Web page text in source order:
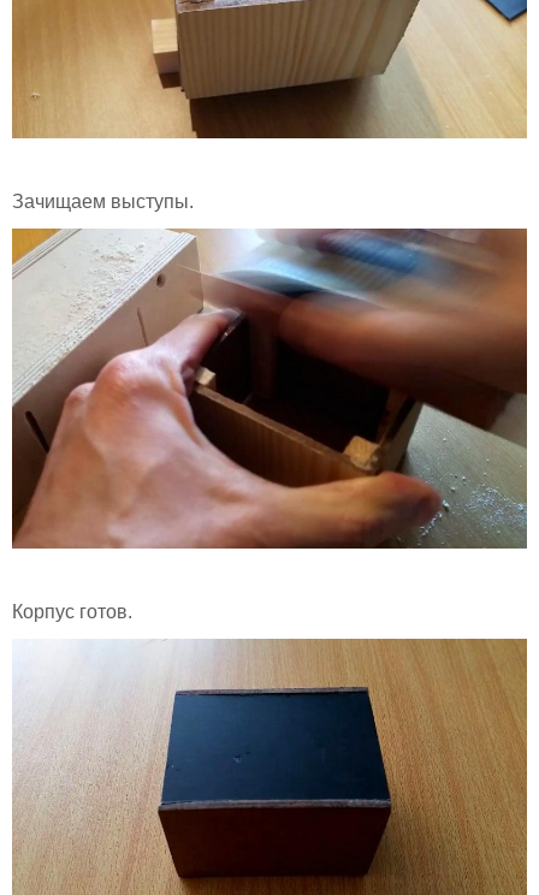
Зачищаем выступы.
Корпус готов.